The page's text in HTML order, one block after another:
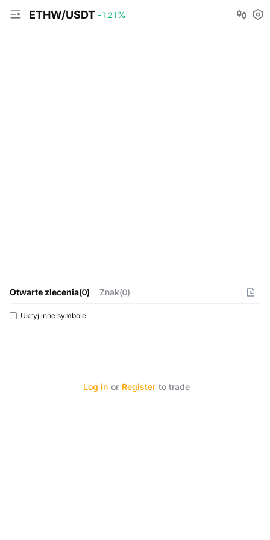
ETHW/USDT -1.21%
Otwarte zlecenia(0) Znak(0)
Ukryj inne symbole
Log in or Register to trade